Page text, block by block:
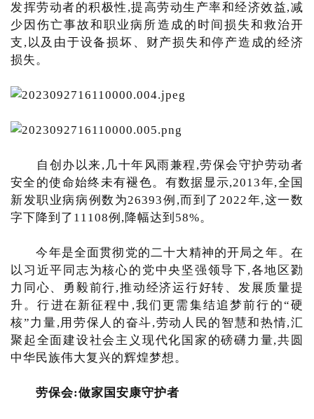
发挥劳动者的积极性,提高劳动生产率和经济效益,减
少因伤亡事故和职业病所造成的时间损失和救治开
支,以及由于设备损坏、财产损失和停产造成的经济
损失。
自创办以来,几十年风雨兼程,劳保会守护劳动者
安全的使命始终未有褪色。有数据显示,2013年,全国
新发职业病病例数为26393例,而到了2022年,这一数
字下降到了11108例,降幅达到58%。
今年是全面贯彻党的二十大精神的开局之年。在
以习近平同志为核心的党中央坚强领导下,各地区勠
力同心、勇毅前行,推动经济运行好转、发展质量提
升。行进在新征程中,我们更需集结追梦前行的“硬
核”力量,用劳保人的奋斗,劳动人民的智慧和热情,汇
聚起全面建设社会主义现代化国家的磅礴力量,共圆
中华民族伟大复兴的辉煌梦想。
劳保会:做家国安康守护者